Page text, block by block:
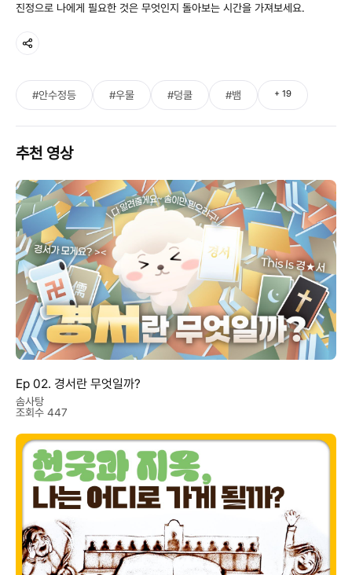
진정으로 나에게 필요한 것은 무엇인지 돌아보는 시간을 가져보세요.
#안수정등 #우물 #덩쿨 #뱀 + 19
추천 영상
Ep 02. 경서란 무엇일까?
솜사탕
조회수 447